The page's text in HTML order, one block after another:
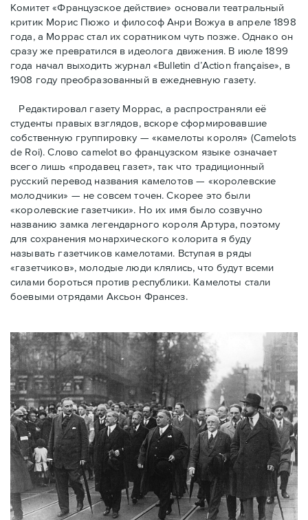
Комитет «Французское действие» основали театральный
критик Морис Пюжо и философ Анри Вожуа в апреле 1898
года, а Моррас стал их соратником чуть позже. Однако он
сразу же превратился в идеолога движения. В июле 1899
года начал выходить журнал «Bulletin d’Action française», в
1908 году преобразованный в ежедневную газету.
Редактировал газету Моррас, а распространяли её
студенты правых взглядов, вскоре сформировавшие
собственную группировку — «камелоты короля» (Camelots
de Roi). Слово camelot во французском языке означает
всего лишь «продавец газет», так что традиционный
русский перевод названия камелотов — «королевские
молодчики» — не совсем точен. Скорее это были
«королевские газетчики». Но их имя было созвучно
названию замка легендарного короля Артура, поэтому
для сохранения монархического колорита я буду
называть газетчиков камелотами. Вступая в ряды
«газетчиков», молодые люди клялись, что будут всеми
силами бороться против республики. Камелоты стали
боевыми отрядами Аксьон Франсез.